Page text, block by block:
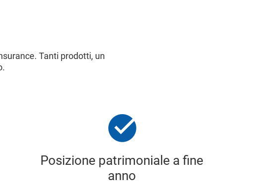
Tanti prodotti, un
Posizione patrimoniale a fine
anno